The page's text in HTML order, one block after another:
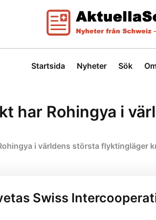
Startsida Nyheter Sök
har Rohingya i
i världens största flyktingläger
Swiss